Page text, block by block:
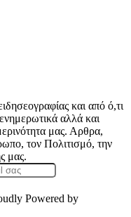
και από ό,τι
αλλά και
μας. Αρθρα,
τον Πολιτισμό, την
μας.
Powered by